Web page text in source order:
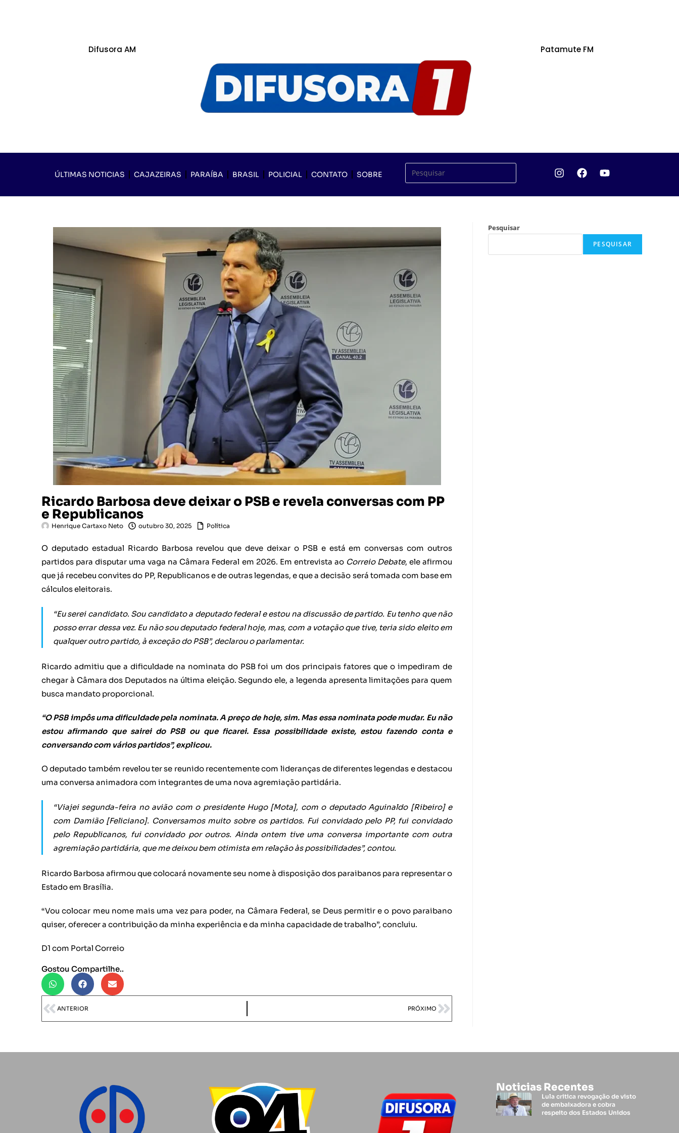
Difusora AM Patamute FM
ÚLTIMAS NOTICIAS CAJAZEIRAS PARAÍBA BRASIL POLICIAL CONTATO SOBRE
Ricardo Barbosa deve deixar o PSB e revela conversas com PP
e Republicanos
Henrique Cartaxo Neto outubro 30, 2025 Política
O deputado estadual Ricardo Barbosa revelou que deve deixar o PSB e está em conversas com outros
partidos para disputar uma vaga na Câmara Federal em 2026. Em entrevista ao Correio Debate, ele afirmou
que já recebeu convites do PP, Republicanos e de outras legendas, e que a decisão será tomada com base em
cálculos eleitorais.
“Eu serei candidato. Sou candidato a deputado federal e estou na discussão de partido. Eu tenho que não
posso errar dessa vez. Eu não sou deputado federal hoje, mas, com a votação que tive, teria sido eleito em
qualquer outro partido, à exceção do PSB”, declarou o parlamentar.
Ricardo admitiu que a dificuldade na nominata do PSB foi um dos principais fatores que o impediram de
chegar à Câmara dos Deputados na última eleição. Segundo ele, a legenda apresenta limitações para quem
busca mandato proporcional.
“O PSB impôs uma dificuldade pela nominata. A preço de hoje, sim. Mas essa nominata pode mudar. Eu não
estou afirmando que sairei do PSB ou que ficarei. Essa possibilidade existe, estou fazendo conta e
conversando com vários partidos”, explicou.
O deputado também revelou ter se reunido recentemente com lideranças de diferentes legendas e destacou
uma conversa animadora com integrantes de uma nova agremiação partidária.
“Viajei segunda-feira no avião com o presidente Hugo [Mota], com o deputado Aguinaldo [Ribeiro] e
com Damião [Feliciano]. Conversamos muito sobre os partidos. Fui convidado pelo PP, fui convidado
pelo Republicanos, fui convidado por outros. Ainda ontem tive uma conversa importante com outra
agremiação partidária, que me deixou bem otimista em relação às possibilidades”, contou.
Ricardo Barbosa afirmou que colocará novamente seu nome à disposição dos paraibanos para representar o
Estado em Brasília.
“Vou colocar meu nome mais uma vez para poder, na Câmara Federal, se Deus permitir e o povo paraibano
quiser, oferecer a contribuição da minha experiência e da minha capacidade de trabalho”, concluiu.
D1 com Portal Correio
Gostou Compartilhe..
ANTERIOR PRÓXIMO
Pesquisar
PESQUISAR
Noticias Recentes
Lula critica revogação de visto
de embaixadora e cobra
respeito dos Estados Unidos